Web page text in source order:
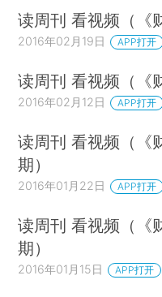
读周刊 看视频（《
2016年02月19日 APP打开
读周刊 看视频（《
2016年02月12日 APP打开
读周刊 看视频（《
期）
2016年01月22日 APP打开
读周刊 看视频（《
期）
2016年01月15日 APP打开